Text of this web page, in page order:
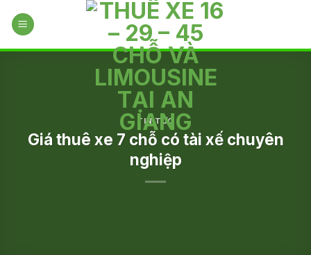
TIN TỨC
Giá thuê xe 7 chỗ có tài xế chuyên
nghiệp